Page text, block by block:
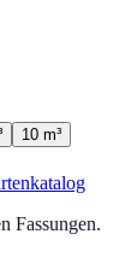
10 m³
Fassungen.